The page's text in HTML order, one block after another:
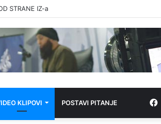
STRANE IZ-a
KLIPOVI POSTAVI PITANJE